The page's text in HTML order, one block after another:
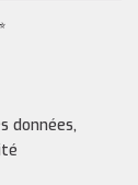
données,